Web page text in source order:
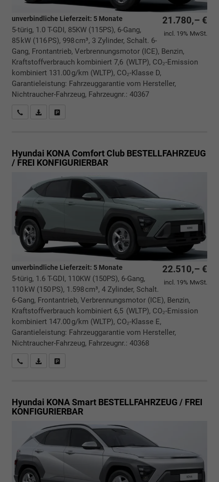
21.780,– €
incl. 19% MwSt.
unverbindliche Lieferzeit: 5 Monate
5-türig, 1.0 T-GDI, 85KW (115PS), 6-Gang,
85 kW (116 PS), 998 cm³, 3 Zylinder, Schalt. 6-
Gang, Frontantrieb, Verbrennungsmotor (ICE), Benzin,
Kraftstoffverbrauch kombiniert 7,6 (WLTP), CO₂-Emission
kombiniert 131.00 g/km (WLTP), CO₂-Klasse D,
Garantieleistung: Fahrzeuggarantie vom Hersteller,
Nichtraucher-Fahrzeug, Fahrzeugnr.: 40367
Rückrufbitte absenden
PDF-Datei, Fahrzeugexposé drucken
Hyundai KONAComfort Club BESTELLFAHRZEUG
/ FREI KONFIGURIERBAR
22.510,– €
incl. 19% MwSt.
unverbindliche Lieferzeit: 5 Monate
5-türig, 1.6 T-GDI, 110KW (150PS), 6-Gang,
110 kW (150 PS), 1.598 cm³, 4 Zylinder, Schalt.
6-Gang, Frontantrieb, Verbrennungsmotor (ICE), Benzin,
Kraftstoffverbrauch kombiniert 6,5 (WLTP), CO₂-Emission
kombiniert 147.00 g/km (WLTP), CO₂-Klasse E,
Garantieleistung: Fahrzeuggarantie vom Hersteller,
Nichtraucher-Fahrzeug, Fahrzeugnr.: 40368
Rückrufbitte absenden
PDF-Datei, Fahrzeugexposé drucken
Hyundai KONASmart BESTELLFAHRZEUG / FREI
KONFIGURIERBAR